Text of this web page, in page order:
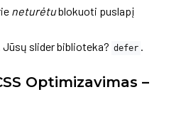
neturėtublokuoti puslapį
Jūsų slider biblioteka? defer .
Optimizavimas –